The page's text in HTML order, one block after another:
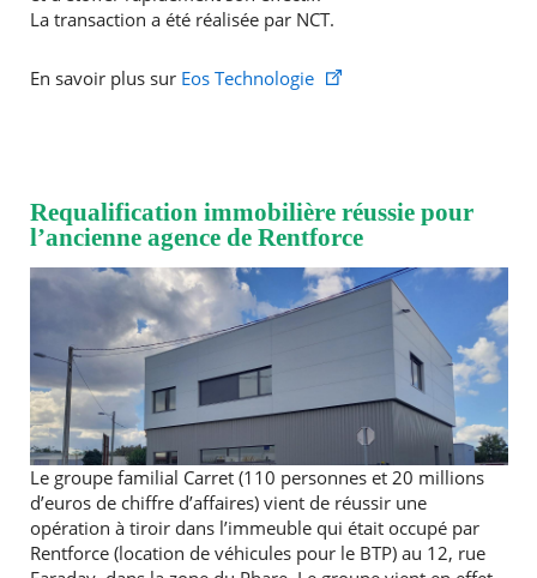
RECHERCHER ...
La transaction a été réalisée par NCT.
En savoir plus surEos Technologie
Requalification immobilière réussie pour
l’ancienne agence de Rentforce
Le groupe familial Carret (110 personnes et 20 millions
d’euros de chiffre d’affaires) vient de réussir une
opération à tiroir dans l’immeuble qui était occupé par
Rentforce (location de véhicules pour le BTP) au 12, rue